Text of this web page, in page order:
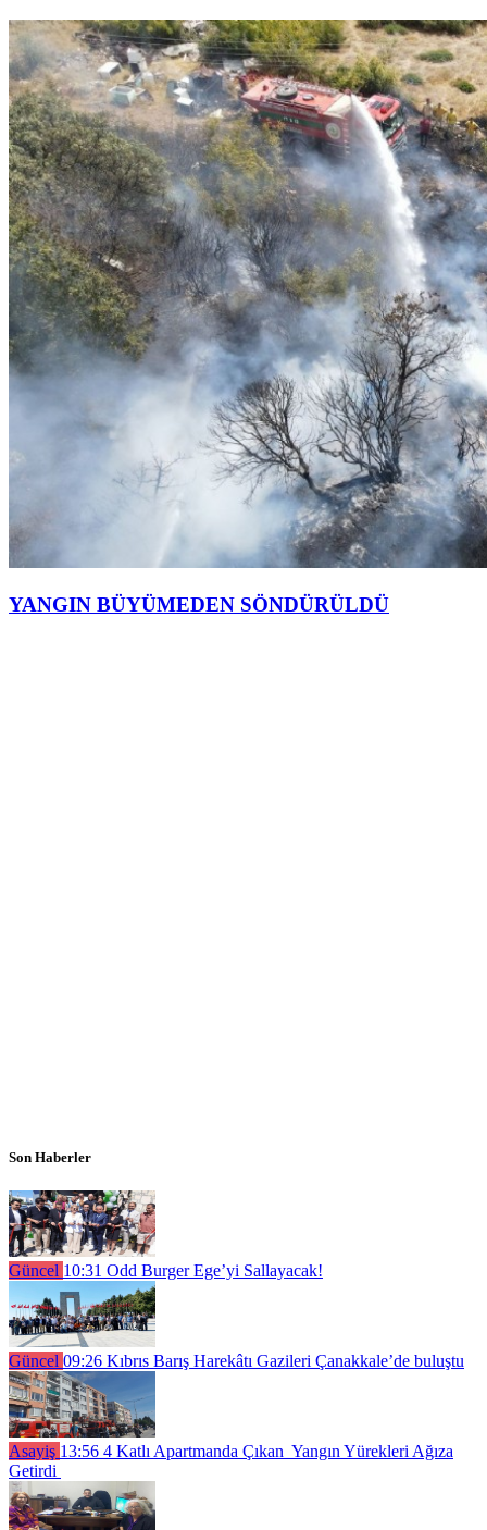
YANGIN BÜYÜMEDEN SÖNDÜRÜLDÜ
Son Haberler
Güncel 10:31 Odd Burger Ege’yi Sallayacak!
Güncel 09:26 Kıbrıs Barış Harekâtı Gazileri Çanakkale’de buluştu
Asayiş 13:56 4 Katlı Apartmanda Çıkan Yangın Yürekleri Ağıza
Getirdi